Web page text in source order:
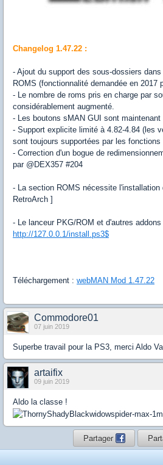
Changelog 1.47.22 :
- Ajout du support des sous-dossiers
ROMS (fonctionnalité demandée en 2017
- Le nombre de roms pris en charge par
considérablement augmenté.
- Les boutons sMAN GUI sont maintenant
- Support explicite limité à 4.82-4.84 (les
sont toujours supportées par les fonctions
- Correction d'un bogue de
par @DEX357 #204
- La section ROMS nécessite
RetroArch ]
- Le lanceur PKG/ROM et d'autres
http://127.0.0.1/install.ps3$
Téléchargement : webMAN Mod 1.47.22
Commodore01
07 juin 2019
Superbe travail pour la PS3, merci Aldo
artaifix
09 juin 2019
Aldo la classe !
Partager